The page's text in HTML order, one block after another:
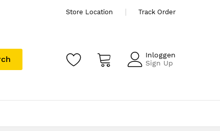
Store Location Track Order
Inloggen
Sign Up